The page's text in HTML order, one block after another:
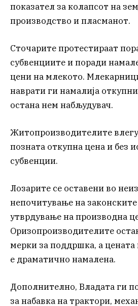
показател за колапсот на
производство и пласманот.
Сточарите протестираат
субвенциите и поради
цени на млекото.
наврати ги намалија
остана нем набљудувач.
Житопроизводителите
позната откупна цена и без
субвенции.
Лозарите се оставени во
непочитување на
утврдување на производна
Оризопроизводителите
мерки за поддршка, а цената
е драматично намалена.
Дополнително, Владата ги
за набавка на трактори,